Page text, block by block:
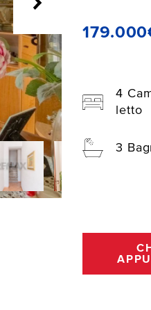
4
letto
3